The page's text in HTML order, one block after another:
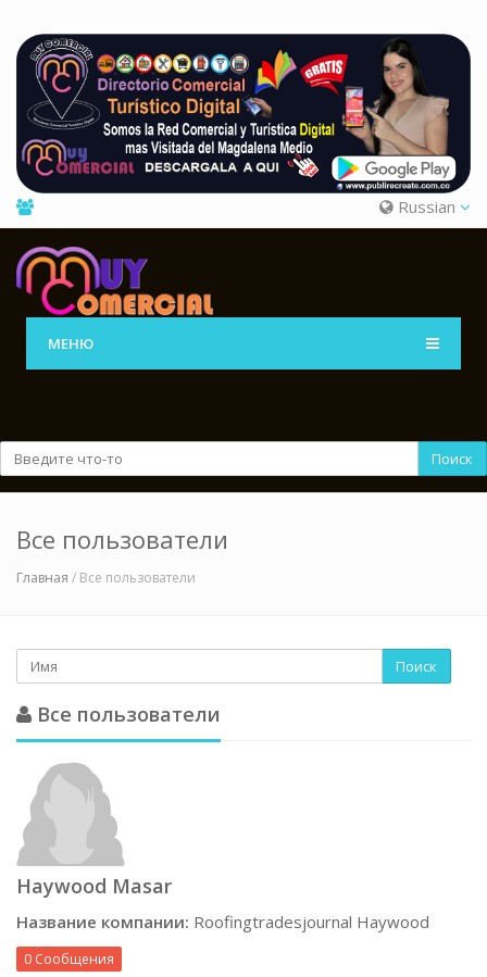
Russian
МЕНЮ
Поиск
Все пользователи
Главная / Все пользователи
Поиск
Все пользователи
Haywood Masar
Название компании: Roofingtradesjournal Haywood
0 Сообщения